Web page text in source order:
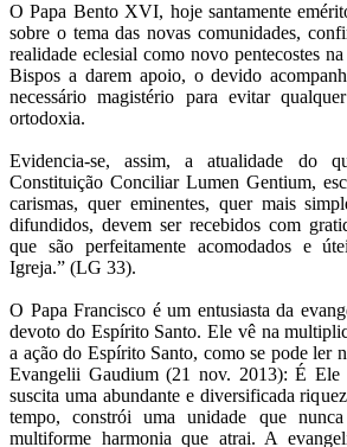
O Papa Bento XVI, hoje santamente
sobre o tema das novas comunidades,
realidade eclesial como novo pentecostes
Bispos a darem apoio, o devido
necessário magistério para evitar
ortodoxia.
Evidencia-se, assim, a atualidade do
Constituição Conciliar Lumen Gentium,
carismas, quer eminentes, quer mais
difundidos, devem ser recebidos com
que são perfeitamente acomodados e
Igreja.” (LG 33).
O Papa Francisco é um entusiasta da
devoto do Espírito Santo. Ele vê na
a ação do Espírito Santo, como se pode ler
Evangelii Gaudium (21 nov. 2013): É Ele
suscita uma abundante e diversificada
tempo, constrói uma unidade que
multiforme harmonia que atrai. A